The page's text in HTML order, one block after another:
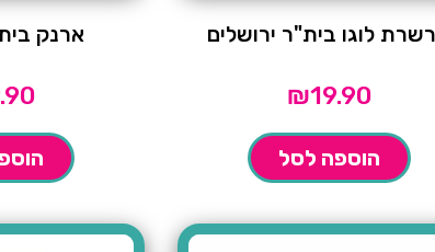
לוגו בית"ר ירושלים
₪19.90
הוספה לסל
ארנק